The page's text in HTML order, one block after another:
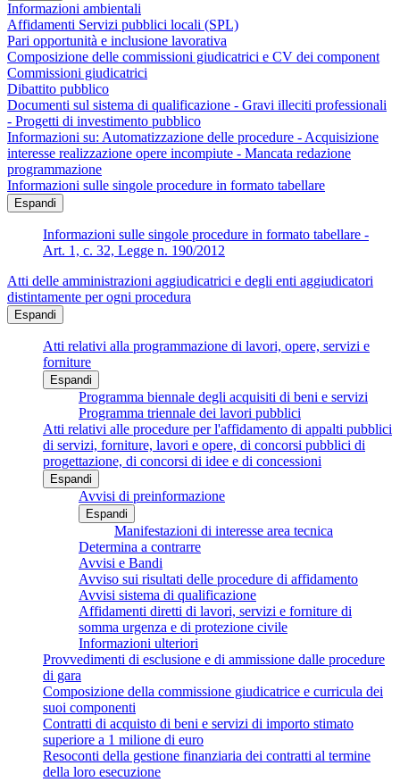
Informazioni ambientali
Affidamenti Servizi pubblici locali (SPL)
Pari opportunità e inclusione lavorativa
Composizione delle commissioni giudicatrici e CV dei component
Commissioni giudicatrici
Dibattito pubblico
Documenti sul sistema di qualificazione - Gravi illeciti professionali
- Progetti di investimento pubblico
Informazioni su: Automatizzazione delle procedure - Acquisizione
interesse realizzazione opere incompiute - Mancata redazione
programmazione
Informazioni sulle singole procedure in formato tabellare
Espandi
Informazioni sulle singole procedure in formato tabellare -
Art. 1, c. 32, Legge n. 190/2012
Atti delle amministrazioni aggiudicatrici e degli enti aggiudicatori
distintamente per ogni procedura
Espandi
Atti relativi alla programmazione di lavori, opere, servizi e
forniture
Espandi
Programma biennale degli acquisiti di beni e servizi
Programma triennale dei lavori pubblici
Atti relativi alle procedure per l'affidamento di appalti pubblici
di servizi, forniture, lavori e opere, di concorsi pubblici di
progettazione, di concorsi di idee e di concessioni
Espandi
Avvisi di preinformazione
Espandi
Manifestazioni di interesse area tecnica
Determina a contrarre
Avvisi e Bandi
Avviso sui risultati delle procedure di affidamento
Avvisi sistema di qualificazione
Affidamenti diretti di lavori, servizi e forniture di
somma urgenza e di protezione civile
Informazioni ulteriori
Provvedimenti di esclusione e di ammissione dalle procedure
di gara
Composizione della commissione giudicatrice e curricula dei
suoi componenti
Contratti di acquisto di beni e servizi di importo stimato
superiore a 1 milione di euro
Resoconti della gestione finanziaria dei contratti al termine
della loro esecuzione